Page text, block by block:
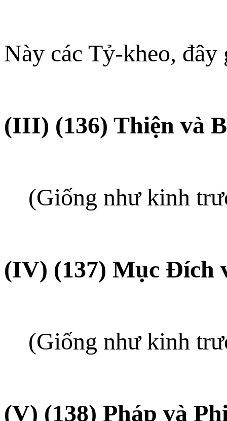
Này các Tỷ-kheo, đây
(III) (136) Thiện và
(Giống như kinh
(IV) (137) Mục Ðích
(Giống như kinh
(V) (138) Pháp và